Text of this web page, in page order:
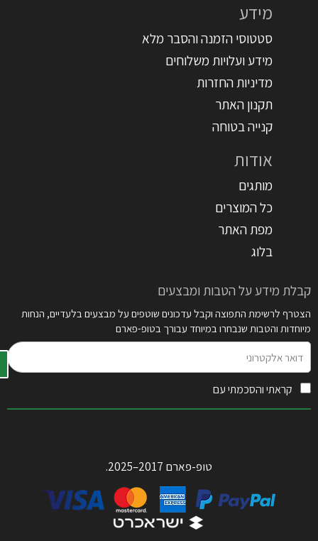
מידע
סטטוסי הזמנה והסבר מלא
מידע ועלויות משלוחים
מדיניות החזרות
תקנון האתר
קנייה בטוחה
אודות
מותגים
כל המוצרים
מפת האתר
בלוג
קבלת מידע על הטבות ומבצעים
הצטרף לרשימת התפוצה וקבל עדכונים שוטפים על מבצעים בלעדיים, הנחות
מיוחדות והטבות שנבחרו במיוחד עבורך בטופ-פארם
אלקטרוני
קראתי והסכמתי עם
טופ-פארם 2017–2025.